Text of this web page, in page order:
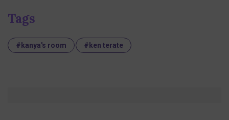
Tags
#kanya's room #ken terate